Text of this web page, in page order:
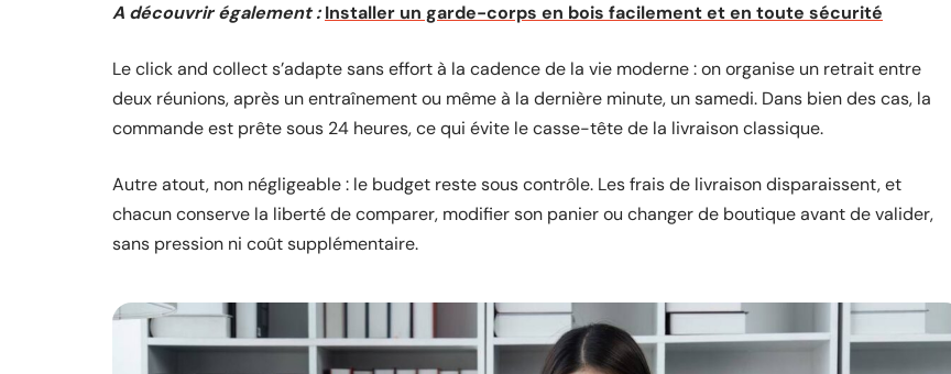
A découvrir également : Installer un garde-corps en bois facilement et en toute sécurité
Le click and collect s’adapte sans effort à la cadence de la vie moderne : on organise un retrait entre
deux réunions, après un entraînement ou même à la dernière minute, un samedi. Dans bien des cas, la
commande est prête sous 24 heures, ce qui évite le casse-tête de la livraison classique.
Autre atout, non négligeable : le budget reste sous contrôle. Les frais de livraison disparaissent, et
chacun conserve la liberté de comparer, modifier son panier ou changer de boutique avant de valider,
sans pression ni coût supplémentaire.